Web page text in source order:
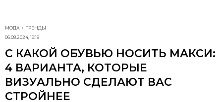
МОДА
ТРЕНДЫ
06.08.2024, 19:18
С КАКОЙ ОБУВЬЮ НОСИТЬ МАКСИ:
4 ВАРИАНТА, КОТОРЫЕ
ВИЗУАЛЬНО СДЕЛАЮТ ВАС
СТРОЙНЕЕ